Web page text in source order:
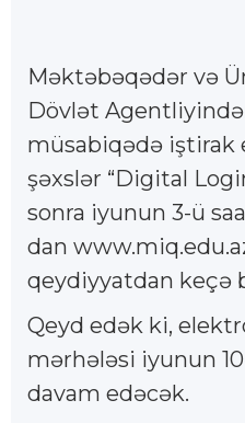
Məktəbəqədər və
Dövlət
müsabiqədə iştirak
şəxslər “Digital
sonra iyunun 3-ü
dan
qeydiyyatdan keçə
Qeyd edək ki,
mərhələsi iyunun
davam edəcək.